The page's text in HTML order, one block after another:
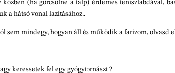
közben (ha görcsölne a talp) érdemes teniszlabdával,
a hátsó vonal lazításához..
sem mindegy, hogyan áll és működik a farizom, olvasd
keressetek fel egy gyógytornászt ?